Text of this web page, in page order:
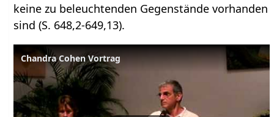
keine zu beleuchtenden Gegenstände vorhanden
sind (S. 648,2-649,13).
Chandra Cohen Vortrag